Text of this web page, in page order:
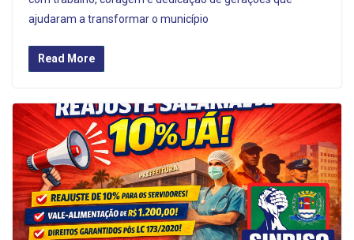
ajudaram a transformar o município
Read More